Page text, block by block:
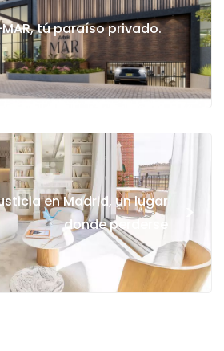
MAR, tú paraíso privado.
en Madrid, un lugar
donde perderse